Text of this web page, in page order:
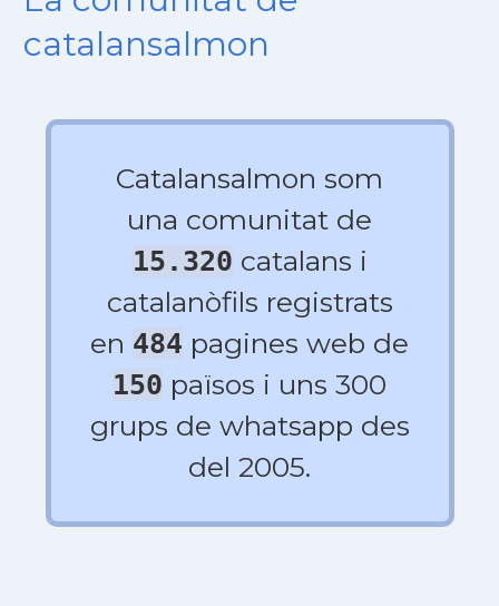
catalansalmon
Catalansalmon som
una comunitat de
15.320 catalans i
catalanòfils registrats
en 484 pagines web de
150 països i uns 300
grups de whatsapp des
del 2005.